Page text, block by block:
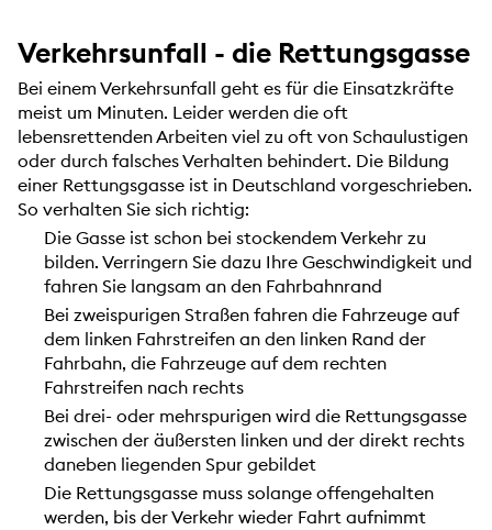
Verkehrsunfall - die Rettungsgasse
Bei einem Verkehrsunfall geht es für die Einsatzkräfte
meist um Minuten. Leider werden die oft
lebensrettenden Arbeiten viel zu oft von Schaulustigen
oder durch falsches Verhalten behindert. Die Bildung
einer Rettungsgasse ist in Deutschland vorgeschrieben.
So verhalten Sie sich richtig:
Die Gasse ist schon bei stockendem Verkehr zu
bilden. Verringern Sie dazu Ihre Geschwindigkeit und
fahren Sie langsam an den Fahrbahnrand
Bei zweispurigen Straßen fahren die Fahrzeuge auf
dem linken Fahrstreifen an den linken Rand der
Fahrbahn, die Fahrzeuge auf dem rechten
Fahrstreifen nach rechts
Bei drei- oder mehrspurigen wird die Rettungsgasse
zwischen der äußersten linken und der direkt rechts
daneben liegenden Spur gebildet
Die Rettungsgasse muss solange offengehalten
werden, bis der Verkehr wieder Fahrt aufnimmt